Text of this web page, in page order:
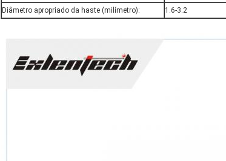
Diâmetro apropriado da haste (milímetro):
1.6-3.2